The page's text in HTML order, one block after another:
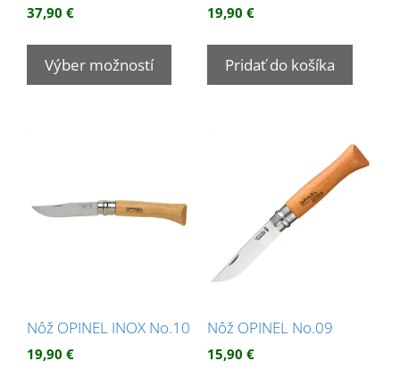
37,90 €
Výber možností
má
vybrať
produktu.
19,90 €
Pridať do košíka
Nôž OPINEL INOX No.10
19,90 €
Nôž OPINEL No.09
15,90 €